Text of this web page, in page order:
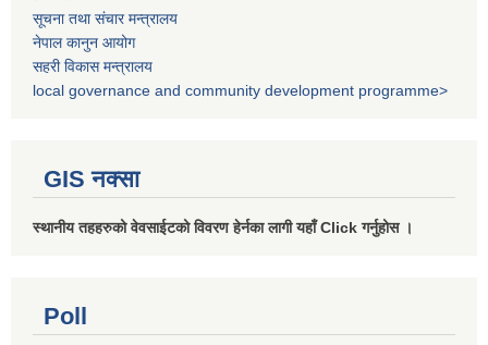
सूचना तथा संचार मन्त्रालय
नेपाल कानुन आयोग
सहरी विकास मन्त्रालय
local governance and community development programme>
GIS नक्सा
स्थानीय तहहरुको वेवसाईटको विवरण हेर्नका लागी यहाँ Click गर्नुहोस ।
Poll